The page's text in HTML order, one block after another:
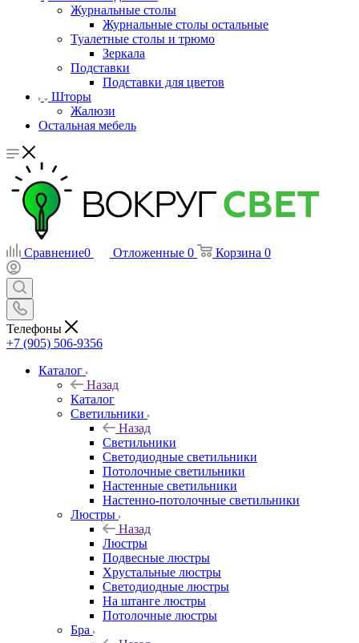
Журнальные столы
Журнальные столы остальные
Туалетные столы и трюмо
Зеркала
Подставки
Подставки для цветов
Шторы
Жалюзи
Остальная мебель
Сравнение0 Отложенные 0 Корзина 0
Телефоны
+7 (905) 506-9356
Каталог
Назад
Каталог
Светильники
Назад
Светильники
Светодиодные светильники
Потолочные светильники
Настенные светильники
Настенно-потолочные светильники
Люстры
Назад
Люстры
Подвесные люстры
Хрустальные люстры
Светодиодные люстры
На штанге люстры
Потолочные люстры
Бра